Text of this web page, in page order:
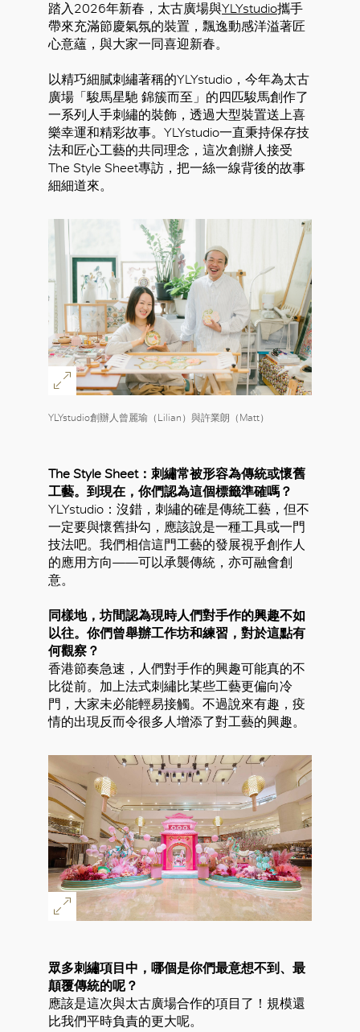
踏入2026年新春，太古廣場與YLYstudio攜手
帶來充滿節慶氣氛的裝置，飄逸動感洋溢著匠
心意蘊，與大家一同喜迎新春。
以精巧細膩刺繡著稱的YLYstudio，今年為太古
廣場「駿馬星馳 錦簇而至」的四匹駿馬創作了
一系列人手刺繡的裝飾，透過大型裝置送上喜
樂幸運和精彩故事。YLYstudio一直秉持保存技
法和匠心工藝的共同理念，這次創辦人接受
The Style Sheet專訪，把一絲一線背後的故事
細細道來。
YLYstudio創辦人曾麗瑜（Lilian）與許業朗（Matt）
The Style Sheet：刺繡常被形容為傳統或懷舊
工藝。到現在，你們認為這個標籤準確嗎？
YLYstudio：沒錯，刺繡的確是傳統工藝，但不
一定要與懷舊掛勾，應該說是一種工具或一門
技法吧。我們相信這門工藝的發展視乎創作人
的應用方向——可以承襲傳統，亦可融會創
意。
同樣地，坊間認為現時人們對手作的興趣不如
以往。你們曾舉辦工作坊和練習，對於這點有
何觀察？
香港節奏急速，人們對手作的興趣可能真的不
比從前。加上法式刺繡比某些工藝更偏向冷
門，大家未必能輕易接觸。不過說來有趣，疫
情的出現反而令很多人增添了對工藝的興趣。
眾多刺繡項目中，哪個是你們最意想不到、最
顛覆傳統的呢？
應該是這次與太古廣場合作的項目了！規模還
比我們平時負責的更大呢。